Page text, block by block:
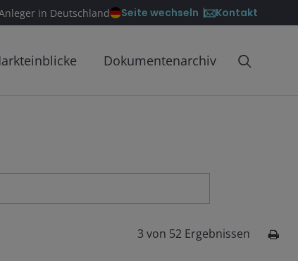
in Deutschland Seite wechseln Kontakt
Dokumentenarchiv
3 von 52Ergebnissen